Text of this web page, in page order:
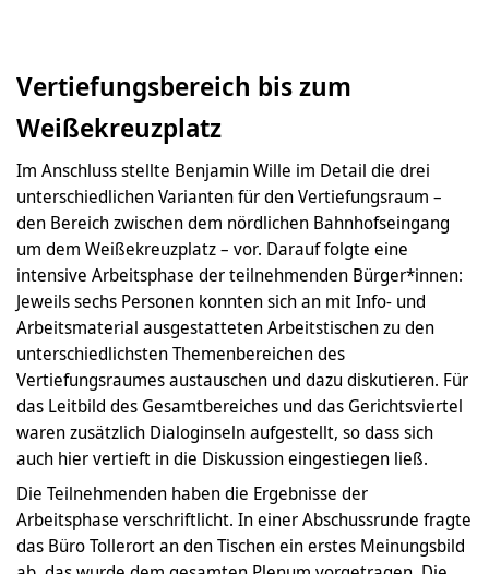
Vertiefungsbereich bis zum
Weißekreuzplatz
Im Anschluss stellte Benjamin Wille im Detail die drei
unterschiedlichen Varianten für den Vertiefungsraum –
den Bereich zwischen dem nördlichen Bahnhofseingang
um dem Weißekreuzplatz – vor. Darauf folgte eine
intensive Arbeitsphase der teilnehmenden Bürger*innen:
Jeweils sechs Personen konnten sich an mit Info- und
Arbeitsmaterial ausgestatteten Arbeitstischen zu den
unterschiedlichsten Themenbereichen des
Vertiefungsraumes austauschen und dazu diskutieren. Für
das Leitbild des Gesamtbereiches und das Gerichtsviertel
waren zusätzlich Dialoginseln aufgestellt, so dass sich
auch hier vertieft in die Diskussion eingestiegen ließ.
Die Teilnehmenden haben die Ergebnisse der
Arbeitsphase verschriftlicht. In einer Abschussrunde fragte
das Büro Tollerort an den Tischen ein erstes Meinungsbild